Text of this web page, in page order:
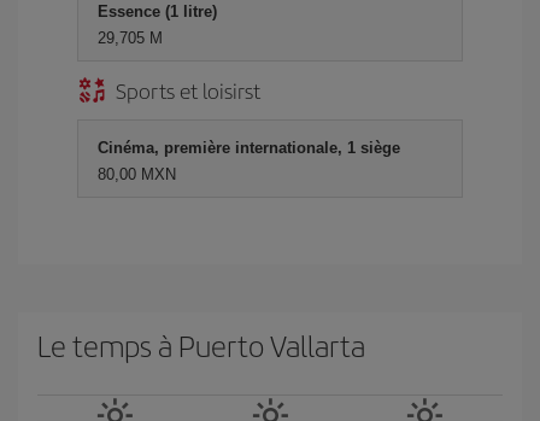
Essence (1 litre)
29,705 M
Sports et loisirst
Cinéma, première internationale, 1 siège
80,00 MXN
Le temps à Puerto Vallarta